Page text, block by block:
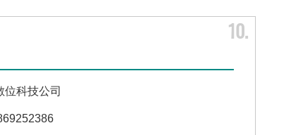
10
位科技公司